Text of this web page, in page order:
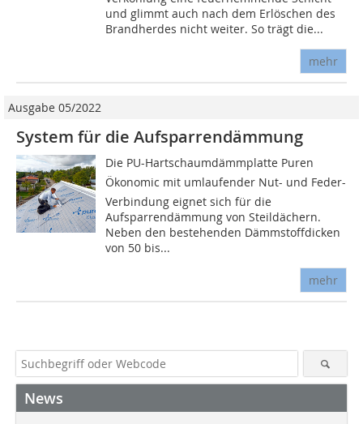
und glimmt auch nach dem Erlöschen des
Brandherdes nicht weiter. So trägt die...
mehr
Ausgabe 05/2022
System für die Aufsparrendämmung
Die PU-Hartschaumdämmplatte Puren
Ökonomic mit umlaufender Nut- und Feder-
Verbindung eignet sich für die
Aufsparrendämmung von Steildächern.
Neben den bestehenden Dämmstoffdicken
von 50 bis...
mehr
News